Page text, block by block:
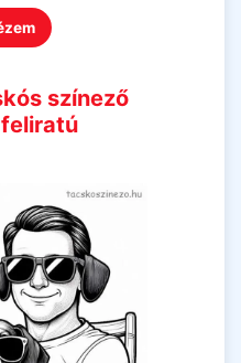
színező
feliratú